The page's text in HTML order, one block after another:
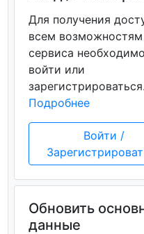
Для получения
всем возможностям
сервиса
войти или
Подробнее
Войти /
Обновить
данные